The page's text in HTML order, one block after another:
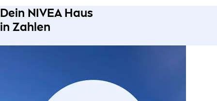
Dein NIVEA Haus
in Zahlen